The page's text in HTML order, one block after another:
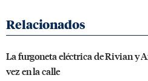
La furgoneta eléctrica de Rivian y
vez en la calle